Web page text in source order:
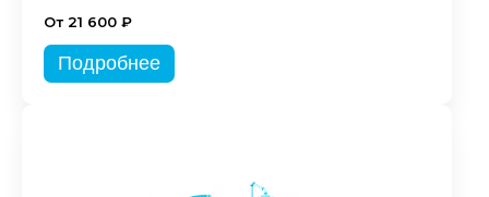
От 21 600 ₽
Подробнее